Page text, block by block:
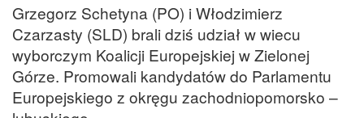
Grzegorz Schetyna (PO) i Włodzimierz
Czarzasty (SLD) brali dziś udział w wiecu
wyborczym Koalicji Europejskiej w Zielonej
Górze. Promowali kandydatów do Parlamentu
Europejskiego z okręgu zachodniopomorsko –